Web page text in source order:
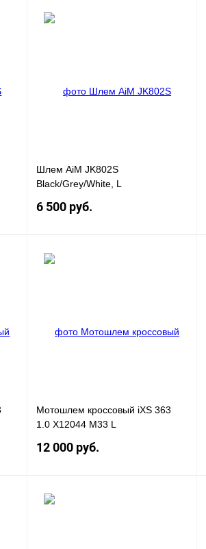
В избранное Под заказ
Шлем AiM JK802S
Black/Grey/White, L
6 500 руб.
В избранное Под заказ
Мотошлем кроссовый iXS 363
1.0 X12044 M33 L
12 000 руб.